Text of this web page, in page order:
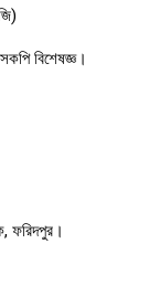
বিশেষজ্ঞ।
ফরিদপুর।